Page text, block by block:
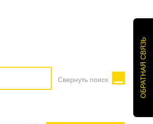
Свернуть поиск ОБРАТНАЯ СВЯЗЬ